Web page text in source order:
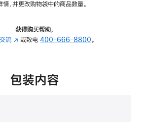
转
的
，并更改购物袋中的商品数量。
获得购买帮助，
流 (在
中
或致电 400-666-8800。
包装内容